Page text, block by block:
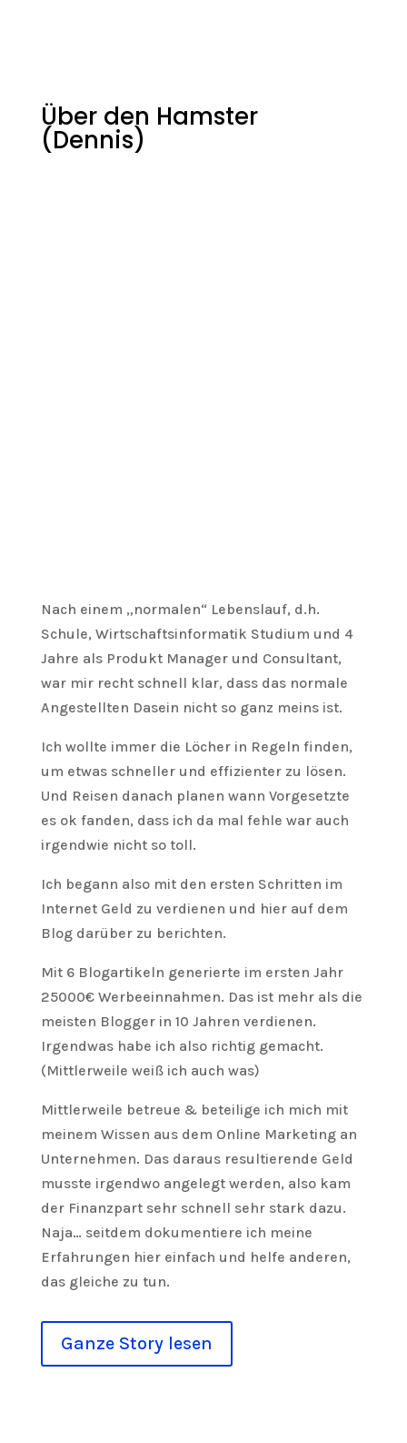
Über den Hamster
(Dennis)
Nach einem „normalen“ Lebenslauf, d.h.
Schule, Wirtschaftsinformatik Studium und 4
Jahre als Produkt Manager und Consultant,
war mir recht schnell klar, dass das normale
Angestellten Dasein nicht so ganz meins ist.
Ich wollte immer die Löcher in Regeln finden,
um etwas schneller und effizienter zu lösen.
Und Reisen danach planen wann Vorgesetzte
es ok fanden, dass ich da mal fehle war auch
irgendwie nicht so toll.
Ich begann also mit den ersten Schritten im
Internet Geld zu verdienen und hier auf dem
Blog darüber zu berichten.
Mit 6 Blogartikeln generierte im ersten Jahr
25000€ Werbeeinnahmen. Das ist mehr als die
meisten Blogger in 10 Jahren verdienen.
Irgendwas habe ich also richtig gemacht.
(Mittlerweile weiß ich auch was)
Mittlerweile betreue & beteilige ich mich mit
meinem Wissen aus dem Online Marketing an
Unternehmen. Das daraus resultierende Geld
musste irgendwo angelegt werden, also kam
der Finanzpart sehr schnell sehr stark dazu.
Naja… seitdem dokumentiere ich meine
Erfahrungen hier einfach und helfe anderen,
das gleiche zu tun.
Ganze Story lesen